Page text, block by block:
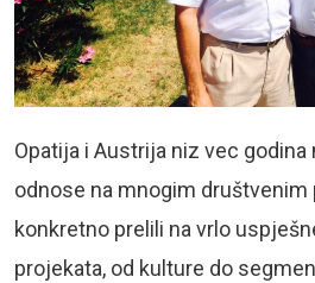
Opatija i Austrija niz vec
odnose na mnogim društvenim
konkretno prelili na vrlo
projekata, od kulture do